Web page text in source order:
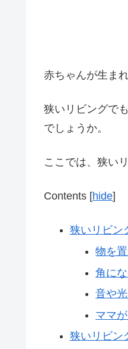
赤ちゃんが生ま
狭いリビングで
でしょうか。
ここでは、狭い
Contents [hide]
狭いリビン
物を
角に
音や
ママ
狭いリビン